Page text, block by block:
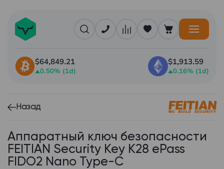
$64,849.21
0.50% (1d)
$1,913.59
0.16% (1d)
Назад
Аппаратный ключ безопасности
FEITIAN Security Key K28 ePass
FIDO2 Nano Type-C